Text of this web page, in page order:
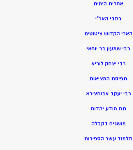
אחרית הימים
כתבי האר”י
הארי הקדוש ציטוטים
רבי שמעון בר יוחאי
רבי יצחק לוריא
תפיסת המציאות
רבי יעקב אבוחצירא
תת מודע יהדות
מושגים בקבלה
תלמוד עשר הספירות